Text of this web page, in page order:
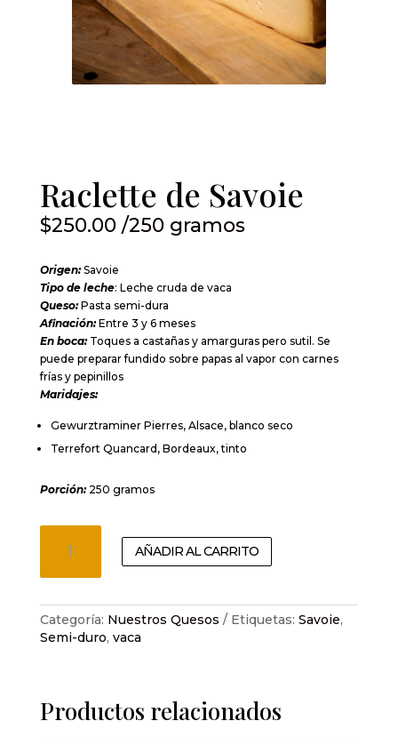
Raclette de Savoie
$250.00 /250 gramos
Origen: Savoie
Tipo de leche: Leche cruda de vaca
Queso:Pasta semi-dura
Afinación:Entre 3 y 6 meses
En boca:Toques a castañas y amarguras pero sutil. Se
puede preparar fundido sobre papas al vapor con carnes
frías y pepinillos
Maridajes:
Gewurztraminer Pierres, Alsace, blanco seco
Terrefort Quancard, Bordeaux, tinto
Porción:250 gramos
AÑADIR AL CARRITO
Categoría: Nuestros Quesos Etiquetas: Savoie,
Semi-duro, vaca
Productos relacionados